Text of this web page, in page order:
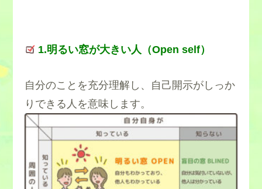
1.明るい窓が大きい人（Open self）
自分のことを充分理解し、自己開示がしっか
りできる人を意味します。